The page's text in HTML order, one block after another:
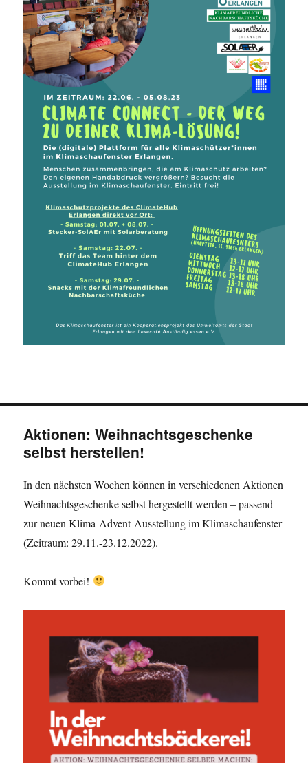
Aktionen: Weihnachtsgeschenke
selbst herstellen!
In den nächsten Wochen können in verschiedenen Aktionen
Weihnachtsgeschenke selbst hergestellt werden – passend
zur neuen Klima-Advent-Ausstellung im Klimaschaufenster
(Zeitraum: 29.11.-23.12.2022).
Kommt vorbei!